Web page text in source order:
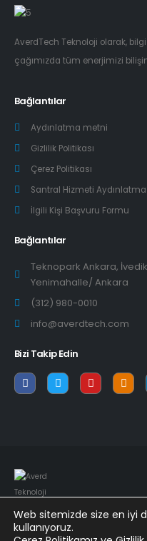
AverdTech Teknoloji olarak,
çağımızda tüm enerjimizi
Bağlantılar
Aydınlatma metni
Gizlilik Politikası
Çerez Politikası
Santral Hizmeti
İlgili Kişi Başvuru Formu
Bağlantılar
Teknopark Ankara,
Yenimahalle/ Ankara
(312) 980-0010
info@averdtech.com
Bizi Takip Edin
© Copyright 2022. All Rights
Web sitemizde size en iyi
kullanıyoruz.